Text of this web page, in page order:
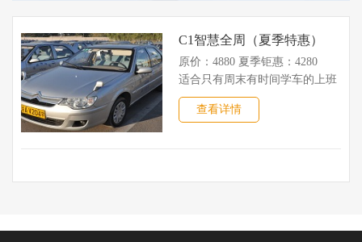
C1智慧全周（夏季特惠）
原价：4880 夏季钜惠：4280
适合只有周末有时间学车的上班
族，单人单车，免约车
查看详情